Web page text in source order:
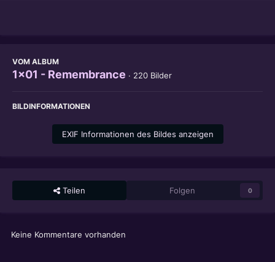
VOM ALBUM
1x01 - Remembrance · 220 Bilder
BILDINFORMATIONEN
EXIF Informationen des Bildes anzeigen
Teilen Folgen 0
Keine Kommentare vorhanden